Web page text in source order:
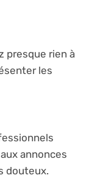
presque rien à
les
annonces
douteux.